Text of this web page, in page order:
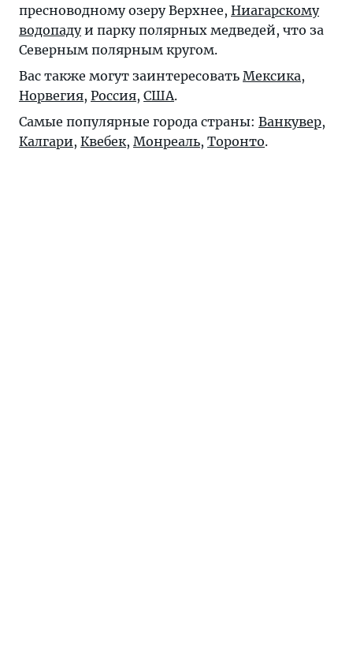
пресноводному озеру Верхнее, Ниагарскому
водопадуи парку полярных медведей, что за
Северным полярным кругом.
Вас также могут заинтересовать Мексика,
Норвегия, Россия, США.
Самые популярные города страны: Ванкувер,
Калгари, Квебек, Монреаль, Торонто.